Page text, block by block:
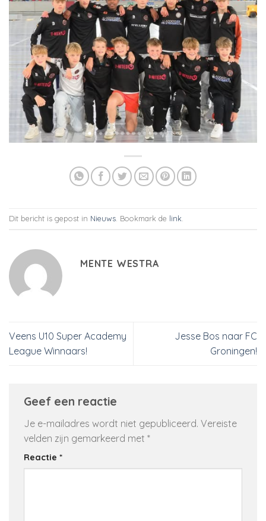
Dit bericht is gepost in Nieuws. Bookmark de link.
MENTE WESTRA
Veens U10 Super Academy
League Winnaars!
Jesse Bos naar FC
Groningen!
Geef een reactie
Je e-mailadres wordt niet gepubliceerd. Vereiste
velden zijn gemarkeerd met *
Reactie *